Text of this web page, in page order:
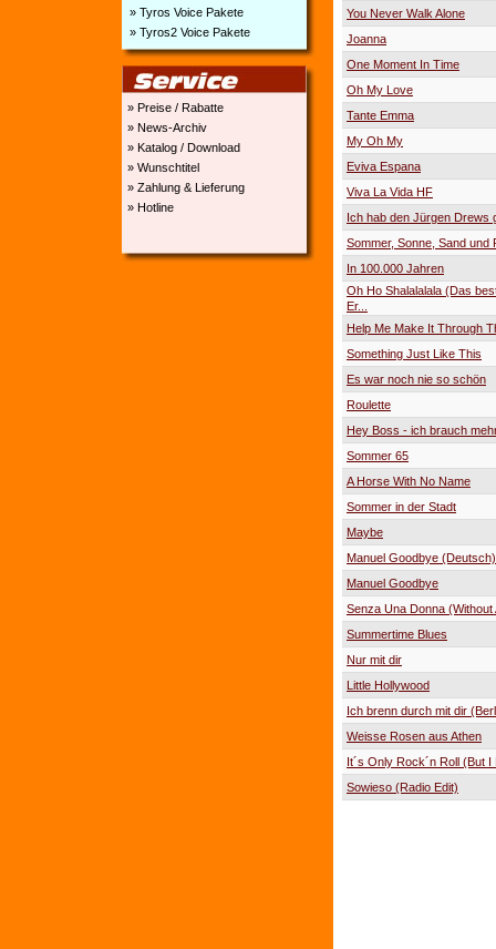
» Tyros Voice Pakete
» Tyros2 Voice Pakete
» Preise / Rabatte
» News-Archiv
» Katalog / Download
» Wunschtitel
» Zahlung & Lieferung
» Hotline
You Never Walk Alone
Joanna
One Moment In Time
Oh My Love
Tante Emma
My Oh My
Eviva Espana
Viva La Vida HF
Ich hab den Jürgen Drews
Sommer, Sonne, Sand und
In 100.000 Jahren
Oh Ho Shalalalala (Das
Er...
Help Me Make It Through
Something Just Like This
Es war noch nie so schön
Roulette
Hey Boss - ich brauch
Sommer 65
A Horse With No Name
Sommer in der Stadt
Maybe
Manuel Goodbye (Deutsch)
Manuel Goodbye
Senza Una Donna (Without
Summertime Blues
Nur mit dir
Little Hollywood
Ich brenn durch mit dir
Weisse Rosen aus Athen
It´s Only Rock´n Roll (But I
Sowieso (Radio Edit)